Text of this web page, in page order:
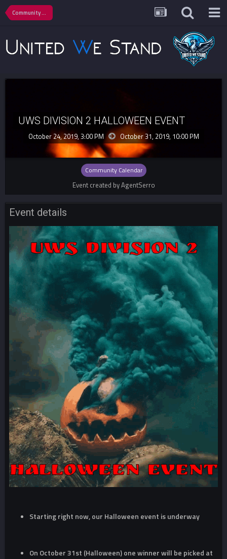
Community Calendar
UWS DIVISION 2 HALLOWEEN EVENT
October 24, 2019, 3:00 PM October 31, 2019, 10:00 PM
Community Calendar
Event created by AgentSerro
Event details
Starting right now, our Halloween event is underway
On October 31st (Halloween) one winner will be picked at